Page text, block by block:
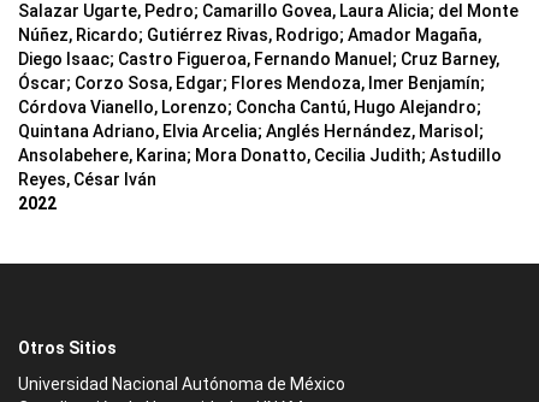
Salazar Ugarte, Pedro; Camarillo Govea, Laura Alicia; del Monte
Núñez, Ricardo; Gutiérrez Rivas, Rodrigo; Amador Magaña,
Diego Isaac; Castro Figueroa, Fernando Manuel ; Cruz Barney,
Óscar; Corzo Sosa, Edgar; Flores Mendoza, Imer Benjamín;
Córdova Vianello, Lorenzo; Concha Cantú, Hugo Alejandro;
Quintana Adriano, Elvia Arcelia; Anglés Hernández, Marisol ;
Ansolabehere, Karina; Mora Donatto, Cecilia Judith; Astudillo
Reyes, César Iván
2022
Otros Sitios
Universidad Nacional Autónoma de México